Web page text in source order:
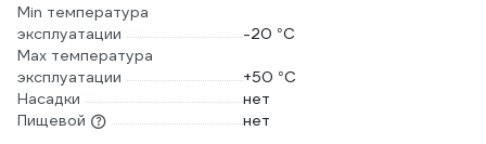
Min температура
эксплуатации
-20 °С
Мах температура
эксплуатации
+50 °С
Насадки
нет
Пищевой
нет